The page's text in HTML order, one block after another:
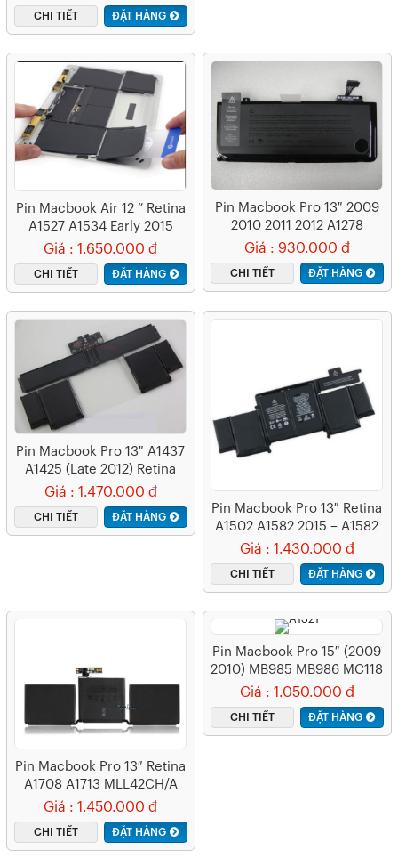
CHI TIẾT ĐẶT HÀNG
Pin Macbook Air 12 ” Retina
A1527 A1534 Early 2015
2016 2017
Giá : 1.650.000 đ
CHI TIẾT ĐẶT HÀNG
Pin Macbook Pro 13″ 2009
2010 2011 2012 A1278
MB990 MB991 MC374
MC700 MD101 MD102 –
A1322 (ZIN) – 6 CELL
Giá : 930.000 đ
CHI TIẾT ĐẶT HÀNG
Pin Macbook Pro 13″ A1437
A1425 (Late 2012) Retina
MD212 – A1437 (ZIN) – 6
CELL
Giá : 1.470.000 đ
CHI TIẾT ĐẶT HÀNG
Pin Macbook Pro 13″ Retina
A1502 A1582 2015 – A1582
(ZIN) – 6 CELL
Giá : 1.430.000 đ
CHI TIẾT ĐẶT HÀNG
Pin Macbook Pro 13″ Retina
A1708 A1713 MLL42CH/A
MLUQ2CH/A (Late 2016 Mid
2017) – A1708 (ZIN) – 3
CELL
Giá : 1.450.000 đ
CHI TIẾT ĐẶT HÀNG
Pin Macbook Pro 15″ (2009
2010) MB985 MB986 MC118
MC372 A1286 A1321 – A1321
(ZIN) – 6 CELL
Giá : 1.050.000 đ
CHI TIẾT ĐẶT HÀNG